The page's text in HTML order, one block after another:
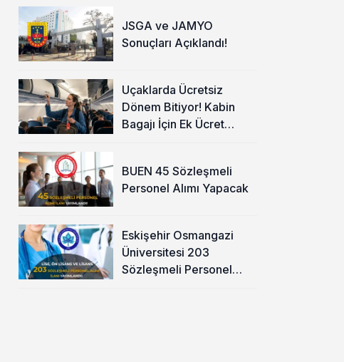
JSGA ve JAMYO
Sonuçları Açıklandı!
Uçaklarda Ücretsiz
Dönem Bitiyor! Kabin
Bagajı İçin Ek Ücret
BUEN 45 Sözleşmeli
Personel Alımı Yapacak
Eskişehir Osmangazi
Üniversitesi 203
Sözleşmeli Personel